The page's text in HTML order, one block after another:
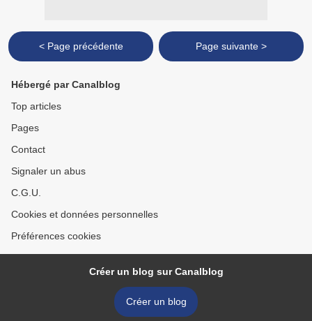
< Page précédente Page suivante >
Hébergé par Canalblog
Top articles
Pages
Contact
Signaler un abus
C.G.U.
Cookies et données personnelles
Préférences cookies
Créer un blog sur Canalblog
Créer un blog